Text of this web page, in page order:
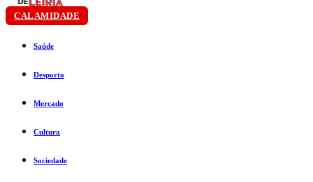
CALAMIDADE
Saúde
Desporto
Mercado
Cultura
Sociedade